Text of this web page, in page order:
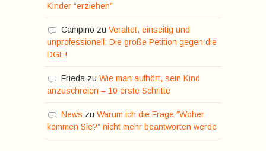
Kinder “erziehen”
Campino zu Veraltet, einseitig und
unprofessionell: Die große Petition gegen die
DGE!
Frieda zu Wie man aufhört, sein Kind
anzuschreien – 10 erste Schritte
News zu Warum ich die Frage “Woher
kommen Sie?” nicht mehr beantworten werde